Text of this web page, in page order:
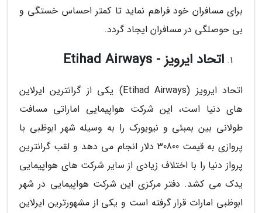
برای مسافران خود فراهم نماید تا کمتر احساس خستگی و
بی حوصلگی در مسافران ایجاد گردد.
اتحاد ایرویز - Etihad Airways
اتحاد ایرویز (Etihad Airways) یکی از گرانترین ایرلاین
های دنیا است، این شرکت هواپیمایی اماراتی مسافت
طولانی بین بمبئی و نیویورک را به وسیله شهر ابوظبی با
پروازی به قیمت 30800 دلار انجام می دهد و لقب گرانترین
پرواز دنیا را با اختلاف زیادی از سایر شرکت های هواپیمایی
یدک می کشد. دفتر مرکزی این شرکت هواپیمایی در شهر
ابوظبی امارات قرار گرفته است و یکی از مشهورترین ایرلاین